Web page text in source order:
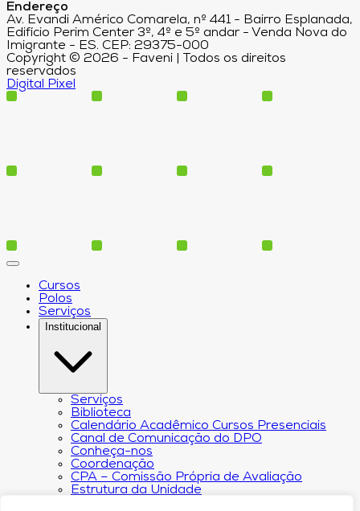
Endereço
Av. Evandi Américo Comarela, nº 441 - Bairro Esplanada,
Edifício Perim Center 3º, 4º e 5º andar - Venda Nova do
Imigrante - ES. CEP: 29375-000
Copyright © 2026 - Faveni | Todos os direitos
reservados
Digital Pixel
Cursos
Polos
Serviços
Institucional
Serviços
Biblioteca
Calendário Acadêmico Cursos Presenciais
Canal de Comunicação do DPO
Conheça-nos
Coordenação
CPA – Comissão Própria de Avaliação
Estrutura da Unidade